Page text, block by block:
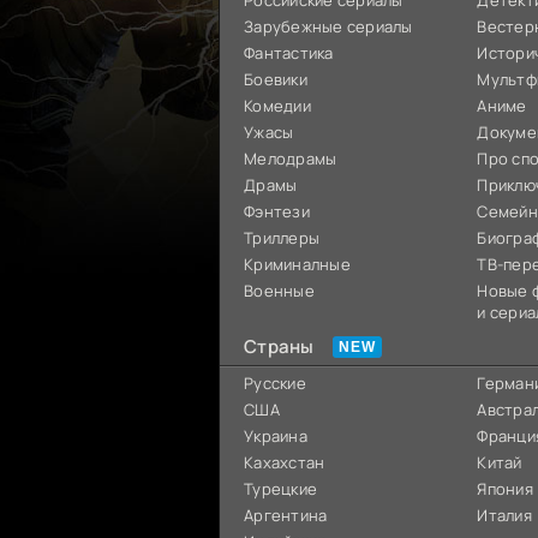
Зарубежные сериалы
Фантастика
Боевики
Комедии
Ужасы
Мелодрамы
Драмы
Фэнтези
Триллеры
Криминалные
Военные
Аниме
Про
ТВ-
Новые
и
Страны
Русские
США
Украина
Кахахстан
Турецкие
Аргентина
Китай
Япония
Италия